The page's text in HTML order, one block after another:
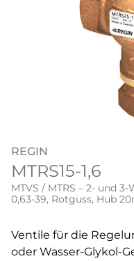
REGIN
MTRS15-1,6
MTVS / MTRS – 2- und
0,63-39, Rotguss, Hub
Ventile für die
oder Wasser-Glykol-